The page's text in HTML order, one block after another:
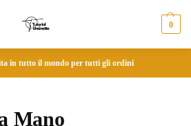
0
in tutto il mondo per tutti gli ordini
Mano